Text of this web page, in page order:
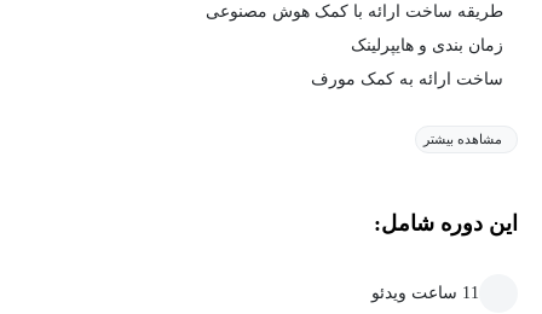
طریقه ساخت ارائه با کمک هوش مصنوعی
زمان بندی و هایپرلینک
ساخت ارائه به کمک مورف
مشاهده بیشتر
این دوره شامل:
11 ساعت ویدئو